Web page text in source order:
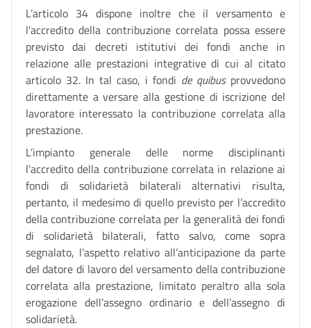
L’articolo 34 dispone inoltre che il versamento e
l’accredito della contribuzione correlata possa essere
previsto dai decreti istitutivi dei fondi anche in
relazione alle prestazioni integrative di cui al citato
articolo 32. In tal caso, i fondi de quibusprovvedono
direttamente a versare alla gestione di iscrizione del
lavoratore interessato la contribuzione correlata alla
prestazione.
L’impianto generale delle norme disciplinanti
l’accredito della contribuzione correlata in relazione ai
fondi di solidarietà bilaterali alternativi risulta,
pertanto, il medesimo di quello previsto per l’accredito
della contribuzione correlata per la generalità dei fondi
di solidarietà bilaterali, fatto salvo, come sopra
segnalato, l’aspetto relativo all’anticipazione da parte
del datore di lavoro del versamento della contribuzione
correlata alla prestazione, limitato peraltro alla sola
erogazione dell’assegno ordinario e dell’assegno di
solidarietà.